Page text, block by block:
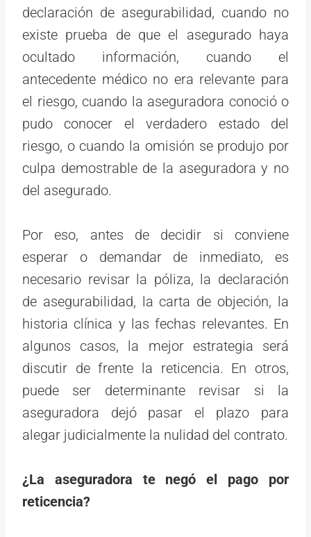
declaración de asegurabilidad, cuando no
existe prueba de que el asegurado haya
ocultado información, cuando el
antecedente médico no era relevante para
el riesgo, cuando la aseguradora conoció o
pudo conocer el verdadero estado del
riesgo, o cuando la omisión se produjo por
culpa demostrable de la aseguradora y no
del asegurado.
Por eso, antes de decidir si conviene
esperar o demandar de inmediato, es
necesario revisar la póliza, la declaración
de asegurabilidad, la carta de objeción, la
historia clínica y las fechas relevantes. En
algunos casos, la mejor estrategia será
discutir de frente la reticencia. En otros,
puede ser determinante revisar si la
aseguradora dejó pasar el plazo para
alegar judicialmente la nulidad del contrato.
¿La aseguradora te negó el pago por
reticencia?